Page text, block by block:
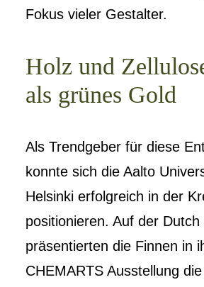
Fokus vieler Gestalter.
Holz und
als grünes Gold
Als Trendgeber für diese
konnte sich die Aalto
Helsinki erfolgreich in der
positionieren. Auf der
präsentierten die Finnen in
CHEMARTS Ausstellung